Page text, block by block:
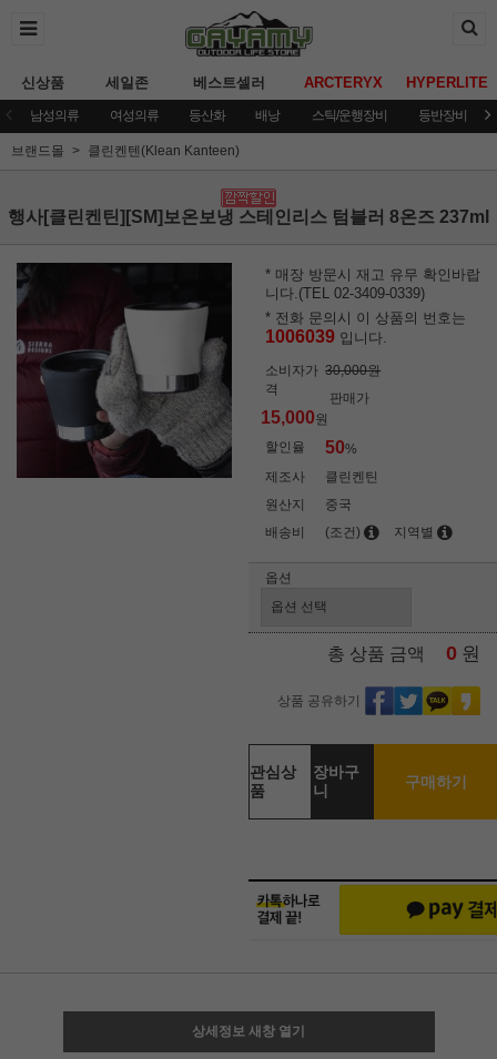
신상품 세일존 베스트셀러 ARCTERYX HYPERLITE
남성의류 여성의류 등산화 배낭 스틱/운행장비 등반장비
브랜드몰 클린켄텐(Klean Kanteen)
행사[클린켄틴][SM]보온보냉 스테인리스 텀블러 8온즈 237ml
* 매장 방문시 재고 유무 확인바랍
니다.(TEL 02-3409-0339)
* 전화 문의시 이 상품의 번호는
1006039 입니다.
소비자가
격
30,000원
판매가
15,000원
할인율
50%
제조사
클린켄틴
원산지
중국
배송비
(조건) 지역별
옵션
총 상품 금액 0 원
상품 공유하기
관심상
품
장바구
니
구매하기
상세정보 새창 열기